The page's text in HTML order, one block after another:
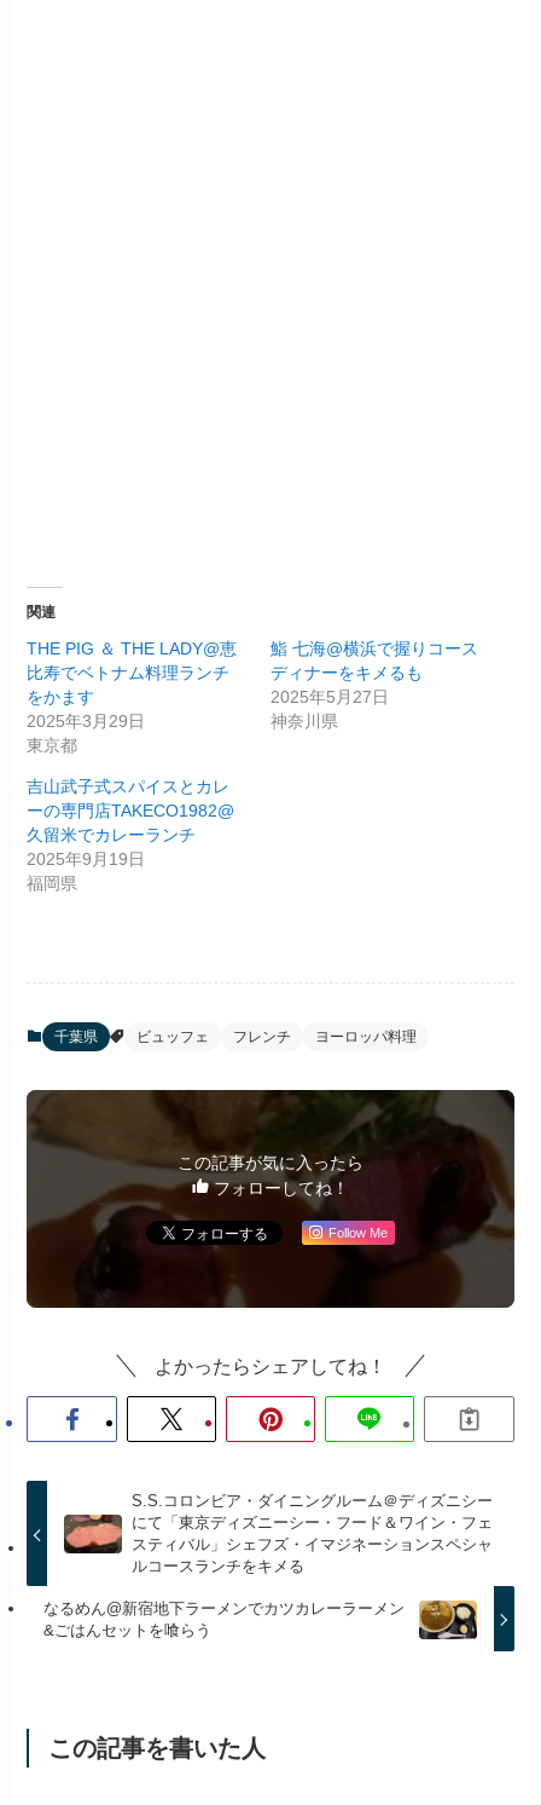
関連
THE PIG ＆ THE LADY@恵
比寿でベトナム料理ランチ
をかます
2025年3月29日
東京都
鮨 七海@横浜で握りコース
ディナーをキメるも
2025年5月27日
神奈川県
吉山武子式スパイスとカレ
ーの専門店TAKECO1982@
久留米でカレーランチ
2025年9月19日
福岡県
千葉県 ビュッフェ フレンチ ヨーロッパ料理
この記事が気に入ったら
フォローしてね！
Follow Me
よかったらシェアしてね！
S.S.コロンビア・ダイニングルーム＠ディズニシー
にて「東京ディズニーシー・フード＆ワイン・フェ
スティバル」シェフズ・イマジネーションスペシャ
ルコースランチをキメる
なるめん@新宿地下ラーメンでカツカレーラーメン
&ごはんセットを喰らう
この記事を書いた人